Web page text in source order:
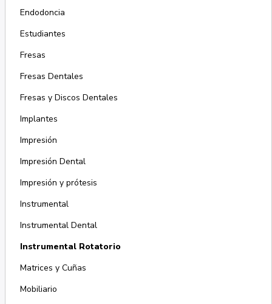
Endodoncia
Estudiantes
Fresas
Fresas Dentales
Fresas y Discos Dentales
Implantes
Impresión
Impresión Dental
Impresión y prótesis
Instrumental
Instrumental Dental
Instrumental Rotatorio
Matrices y Cuñas
Mobiliario